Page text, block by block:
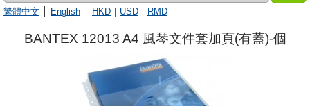
繁體中文
English HKD ｜ USD ｜ RMD
BANTEX 12013 A4 風琴文件套加頁(有蓋)-個